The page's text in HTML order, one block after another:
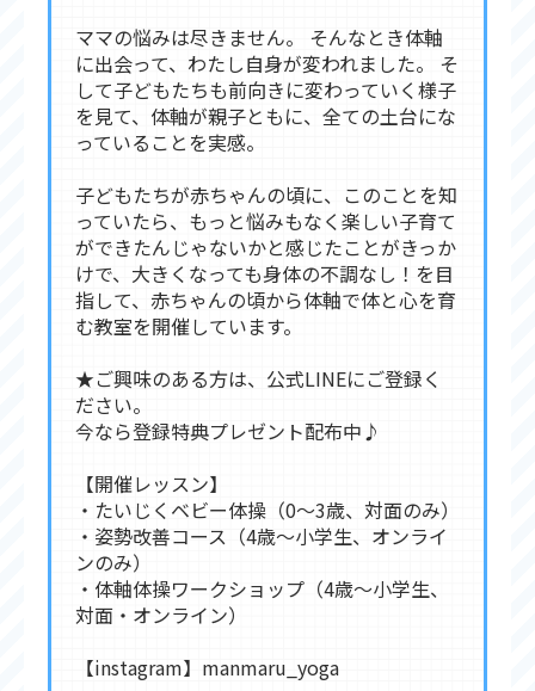
ママの悩みは尽きません。 そんなとき体軸
に出会って、わたし自身が変われました。 そ
して子どもたちも前向きに変わっていく様子
を見て、体軸が親子ともに、全ての土台にな
っていることを実感。
子どもたちが赤ちゃんの頃に、このことを知
っていたら、もっと悩みもなく楽しい子育て
ができたんじゃないかと感じたことがきっか
けで、大きくなっても身体の不調なし！を目
指して、赤ちゃんの頃から体軸で体と心を育
む教室を開催しています。
★ご興味のある方は、公式LINEにご登録く
ださい。
今なら登録特典プレゼント配布中♪
【開催レッスン】
・たいじくベビー体操（0〜3歳、対面のみ）
・姿勢改善コース（4歳〜小学生、オンライ
ンのみ）
・体軸体操ワークショップ（4歳〜小学生、
対面・オンライン）
【instagram】manmaru_yoga